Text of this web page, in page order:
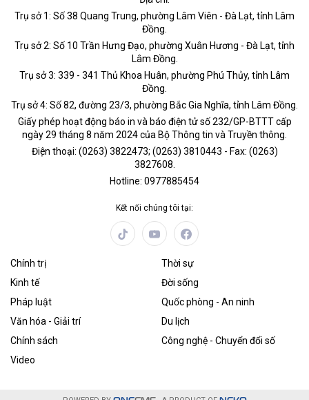
Trụ sở 1: Số 38 Quang Trung, phường Lâm Viên - Đà Lạt, tỉnh Lâm
Đồng.
Trụ sở 2: Số 10 Trần Hưng Đạo, phường Xuân Hương - Đà Lạt, tỉnh
Lâm Đồng.
Trụ sở 3: 339 - 341 Thủ Khoa Huân, phường Phú Thủy, tỉnh Lâm
Đồng.
Trụ sở 4: Số 82, đường 23/3, phường Bắc Gia Nghĩa, tỉnh Lâm Đồng.
Giấy phép hoạt động báo in và báo điện tử số 232/GP-BTTT cấp
ngày 29 tháng 8 năm 2024 của Bộ Thông tin và Truyền thông.
Điện thoại: (0263) 3822473; (0263) 3810443 - Fax: (0263)
3827608.
Hotline: 0977885454
Kết nối chúng tôi tại:
Chính trị
Thời sự
Kinh tế
Đời sống
Pháp luật
Quốc phòng - An ninh
Văn hóa - Giải trí
Du lịch
Chính sách
Công nghệ - Chuyển đổi số
Video